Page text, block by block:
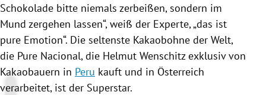
Schokolade bitte niemals zerbeißen, sondern im
Mund zergehen lassen“, weiß der Experte, „das ist
pure Emotion“. Die seltenste Kakaobohne der Welt,
die Pure Nacional, die Helmut Wenschitzexklusiv von
Kakaobauern in Peru kauft und in Österreich
verarbeitet, ist der Superstar.